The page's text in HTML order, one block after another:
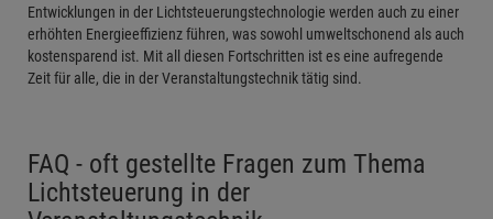
Entwicklungen in der Lichtsteuerungstechnologie werden auch zu einer
erhöhten Energieeffizienz führen, was sowohl umweltschonend als auch
kostensparend ist. Mit all diesen Fortschritten ist es eine aufregende
Zeit für alle, die in der Veranstaltungstechnik tätig sind.
FAQ - oft gestellte Fragen zum Thema
Lichtsteuerung in der